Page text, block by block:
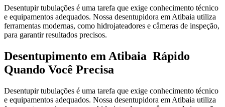
Desentupir tubulações é uma tarefa que exige conhecimento técnico
e equipamentos adequados. Nossa desentupidora em Atibaia utiliza
ferramentas modernas, como hidrojateadores e câmeras de inspeção,
para garantir resultados precisos.
Desentupimento em Atibaia Rápido
Quando Você Precisa
Desentupir tubulações é uma tarefa que exige conhecimento técnico
e equipamentos adequados. Nossa desentupidora em Atibaia utiliza